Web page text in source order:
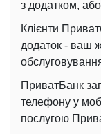
з додатком,
Клієнти
додаток - ваш
ПриватБанк
телефону у
послугою